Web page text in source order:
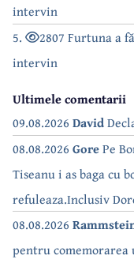
intervin
5.
2807 Furtuna a
intervin
Ultimele comentarii
09.08.2026 David
08.08.2026 GorePe
Tiseanu i as baga cu
refuleaza.Inclusiv
bea apa de la
08.08.2026
pentru comemorarea